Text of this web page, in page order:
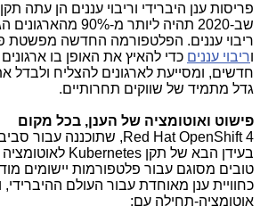
פריסות ענן היברידי וריבוי עננים הן עתה
שב-2020 תהיה ליותר מ-
ריבוי עננים. הפלטפורמה החדשה מפשטת
וריבוי עננים כדי להאיץ את האופן בו
חדשים, ומסייעת לארגונים להצליח
גדל מתמיד של שווקים תחרותיים.
פישוט ואוטומציה של הענן, בכל מקום
Red Hat OpenShift 4, שתוכננה עבור
בעידן הבא של תקן Kubernetes
טובים מסוגם עבור פלטפורמות יישומים
כחוויית ענן מאוחדת עבור העולם
אוטומציה-תחילה עם: